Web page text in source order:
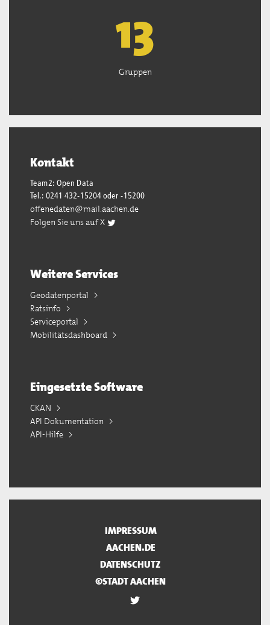
13
Gruppen
Kontakt
Team2: Open Data
Tel.: 0241 432-15204 oder -15200
offenedaten@mail.aachen.de
Folgen Sie uns auf X
Weitere Services
Geodatenportal
Ratsinfo
Serviceportal
Mobilitätsdashboard
Eingesetzte Software
CKAN
API Dokumentation
API-Hilfe
IMPRESSUM
AACHEN.DE
DATENSCHUTZ
©STADT AACHEN